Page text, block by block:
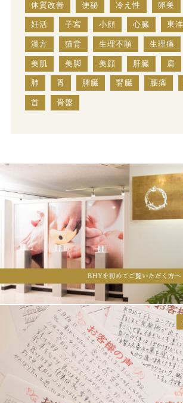
体質改善 便秘 冷え性 卵巣
妊活 子宮 小顔 心臓 東
漢方 猫背 生理不順 生理痛
美肌 美脚 美顔 肝臓 肩
肺 胃 脾臓 腎臓 腰痛
首 骨盤